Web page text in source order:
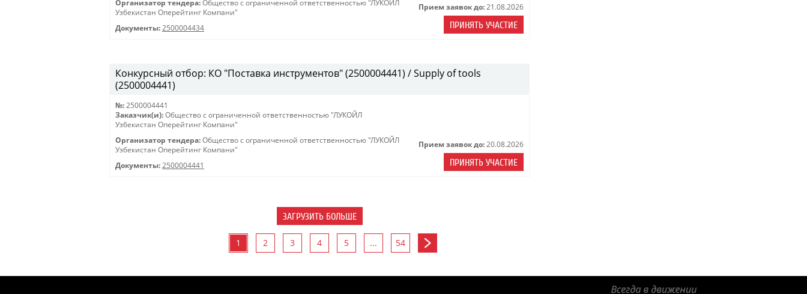
Организатор тендера: Общество с ограниченной ответственностью "ЛУКОЙЛ
Узбекистан Оперейтинг Компани"
Документы: 2500004434
Прием заявок до: 21.08.2026
ПРИНЯТЬ УЧАСТИЕ
Конкурсный отбор: КО "Поставка инструментов" (2500004441) / Supply of tools
(2500004441)
№: 2500004441
Заказчик(и): Общество с ограниченной ответственностью "ЛУКОЙЛ
Узбекистан Оперейтинг Компани"
Организатор тендера: Общество с ограниченной ответственностью "ЛУКОЙЛ
Узбекистан Оперейтинг Компани"
Документы: 2500004441
Прием заявок до: 20.08.2026
ПРИНЯТЬ УЧАСТИЕ
ЗАГРУЗИТЬ БОЛЬШЕ
1 2 3 4 5 ... 54